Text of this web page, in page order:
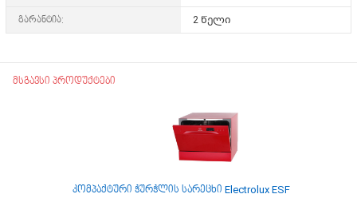
გარანტია: 2 წელი
მსგავსი პროდუქტები
კომპაქტური ჭურჭლის სარეცხი Electrolux ESF2400OH